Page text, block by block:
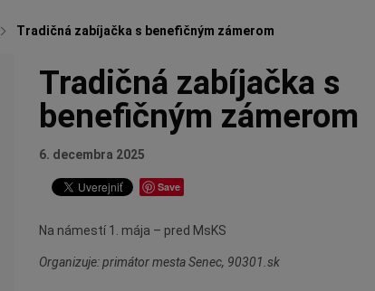
Tradičná zabíjačka s benefičným zámerom
Tradičná zabíjačka s
benefičným zámerom
6. decembra 2025
Save
Na námestí 1. mája – pred MsKS
Organizuje: primátor mesta Senec, 90301.sk